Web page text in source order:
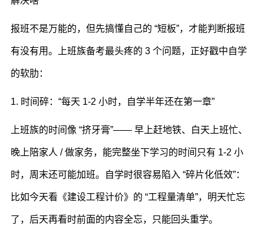
报班不是万能的，但先搞懂自己的 “短板”，才能判断报班
有没有用。上班族备考最头疼的 3 个问题，正好戳中自学
的软肋：
1. 时间碎：“每天 1-2 小时，自学半年还在第一章”
上班族的时间像 “挤牙膏”—— 早上赶地铁、白天上班忙、
晚上陪家人 / 做家务，能完整坐下学习的时间只有 1-2 小
时，周末还可能加班。自学时很容易陷入 “碎片化低效”：
比如今天看《建设工程计价》的 “工程量清单”，明天忙忘
了，后天再看时前面的内容全忘，只能回头重学。